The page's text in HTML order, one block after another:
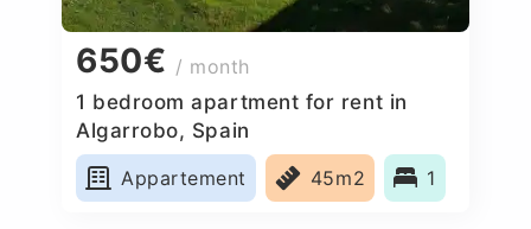
650€ / month
1 bedroom apartment for rent in
Algarrobo, Spain
Appartement
45m2 1